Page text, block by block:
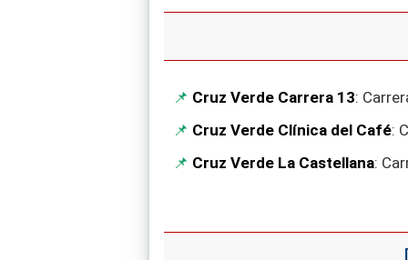
Cruz Verde Carrera 13:
Cruz Verde Clínica del Café:
Cruz Verde La Castellana: